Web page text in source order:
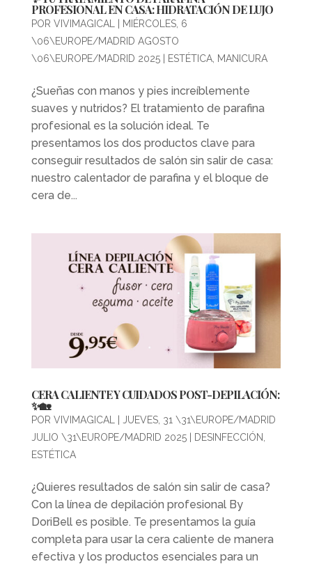
PROFESIONAL EN CASA: HIDRATACIÓN DE LUJO
POR VIVIMAGICAL|
MIÉRCOLES, 6
\06\EUROPE/MADRID AGOSTO
\06\EUROPE/MADRID 2025| ESTÉTICA, MANICURA
¿Sueñas con manos y pies increíblemente
suaves y nutridos? El tratamiento de parafina
profesional es la solución ideal. Te
presentamos los dos productos clave para
conseguir resultados de salón sin salir de casa:
nuestro calentador de parafina y el bloque de
cera de...
CERA CALIENTE Y CUIDADOS POST-DEPILACIÓN:
✨🏡
POR VIVIMAGICAL
JUEVES, 31 \31\EUROPE/MADRID
JULIO \31\EUROPE/MADRID 2025| DESINFECCIÓN
ESTÉTICA
¿Quieres resultados de salón sin salir de casa?
Con la línea de depilación profesional By
DoriBell es posible. Te presentamos la guía
completa para usar la cera caliente de manera
efectiva y los productos esenciales para un